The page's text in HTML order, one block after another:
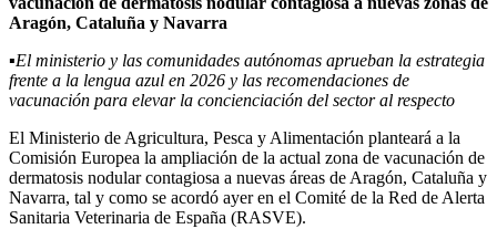
Aragón, Cataluña y Navarra
▪El ministerio y las comunidades autónomas aprueban la estrategia
frente a la lengua azul en 2026 y las recomendaciones de
vacunación para elevar la concienciación del sector al respecto
El Ministerio de Agricultura, Pesca y Alimentación planteará a la
Comisión Europea la ampliación de la actual zona de vacunación de
dermatosis nodular contagiosa a nuevas áreas de Aragón, Cataluña y
Navarra, tal y como se acordó ayer en el Comité de la Red de Alerta
Sanitaria Veterinaria de España (RASVE).